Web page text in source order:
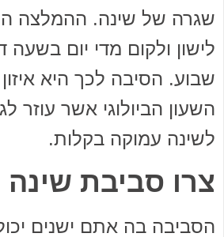
שגרה של שינה. ההמלצה
לישון ולקום מדי יום בשעה
שבוע. הסיבה לכך היא
השעון הביולוגי אשר עוזר
לשינה עמוקה בקלות.
צרו סביבת שינה
הסביבה בה אתם ישנים